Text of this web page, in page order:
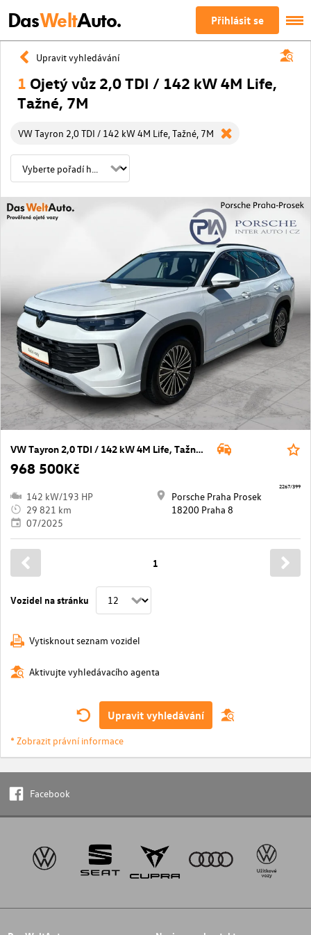
DasWeltAuto. Přihlásit se
Upravit vyhledávání
1 Ojetý vůz 2,0 TDI / 142 kW 4M Life,
Tažné, 7M
VW Tayron 2,0 TDI / 142 kW 4M Life, Tažné, 7M
VW Tayron 2,0 TDI / 142 kW 4M Life, Tažné, 7M
968 500Kč
142 kW/193 HP
29 821 km
07/2025
Porsche Praha Prosek
18200 Praha 8
2267/399
Vozidel na stránku
1
Vytisknout seznam vozidel
Aktivujte vyhledávacího agenta
Upravit vyhledávání
* Zobrazit právní informace
Facebook